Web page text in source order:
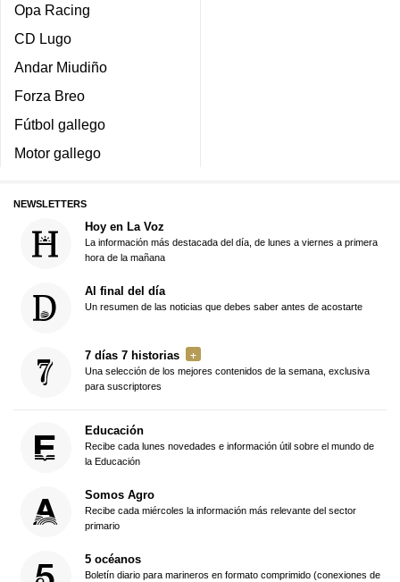
Opa Racing
CD Lugo
Andar Miudiño
Forza Breo
Fútbol gallego
Motor gallego
NEWSLETTERS
Hoy en La Voz
La información más destacada del día, de lunes a viernes a primera
hora de la mañana
Al final del día
Un resumen de las noticias que debes saber antes de acostarte
7 días 7 historias
Una selección de los mejores contenidos de la semana, exclusiva
para suscriptores
Educación
Recibe cada lunes novedades e información útil sobre el mundo de
la Educación
Somos Agro
Recibe cada miércoles la información más relevante del sector
primario
5 océanos
Boletín diario para marineros en formato comprimido (conexiones de